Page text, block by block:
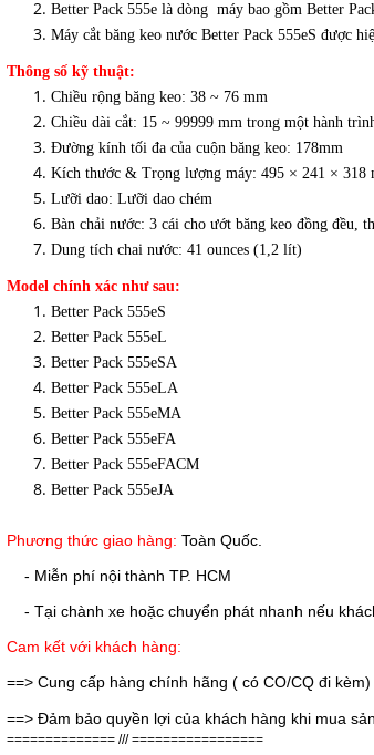
Better Pack 555e là dòng máy bao gồm Better
Máy cắt băng keo nước Better Pack 555eS được
Thông số kỹ thuật:
Chiều rộng băng keo: 38 ~ 76 mm
Chiều dài cắt: 15 ~ 99999 mm trong một hành
Đường kính tối đa của cuộn băng keo: 178mm
Kích thước & Trọng lượng máy: 495 × 241 × 318
Lưỡi dao: Lưỡi dao chém
Bàn chải nước: 3 cái cho ướt băng keo đồng đều,
Dung tích chai nước: 41 ounces (1,2 lít)
Model chính xác như sau:
Better Pack 555eS
Better Pack 555eL
Better Pack 555eSA
Better Pack 555eLA
Better Pack 555eMA
Better Pack 555eFA
Better Pack 555eFACM
Better Pack 555eJA
Phương thức giao hàng: Toàn Quốc.
- Miễn phí nội thành TP. HCM
- Tại chành xe hoặc chuyển phát nhanh nếu
Cam kết với khách hàng:
==> Cung cấp hàng chính hãng ( có CO/CQ đi
==> Đảm bảo quyền lợi của khách hàng khi mua
============== /// =================